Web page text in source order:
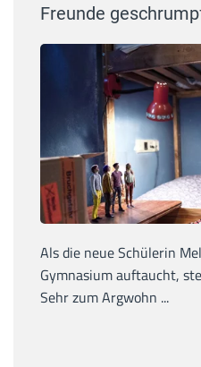
Freunde
Als die neue Schülerin
Gymnasium auftaucht,
Sehr zum Argwohn ...